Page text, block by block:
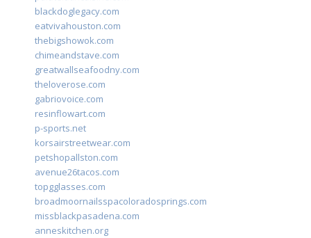
blackdoglegacy.com
eatvivahouston.com
thebigshowok.com
chimeandstave.com
greatwallseafoodny.com
theloverose.com
gabriovoice.com
resinflowart.com
p-sports.net
korsairstreetwear.com
petshopallston.com
avenue26tacos.com
topgglasses.com
broadmoornailsspacoloradosprings.com
missblackpasadena.com
anneskitchen.org